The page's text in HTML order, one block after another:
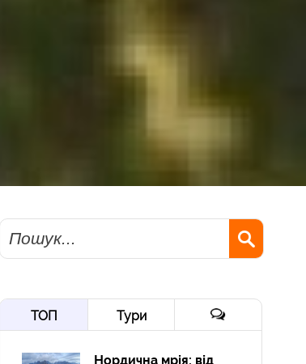
Пошук
ТОП Тури
Нордична мрія: від